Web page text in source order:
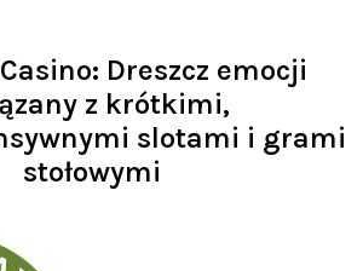
Dreszcz emocji
z krótkimi,
slotami i grami
stołowymi